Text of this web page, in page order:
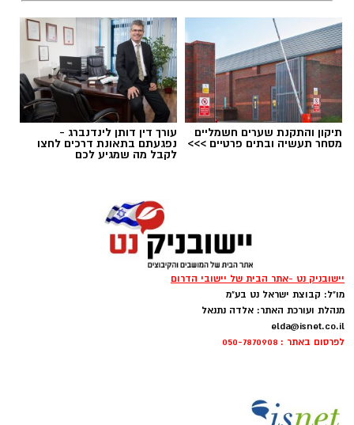
תיקון והתקנת שערים חשמליים
מסחר תעשיה ובתים פרטיים >>>
עורך דין דותן לינדנברג -
נפגעתם בתאונת דרכים לחצו
לקבל מה שמגיע לכם
יישובניק נט -אתר הבית של יישובי הדרום
מו"ל: קבוצת ישראל נט בע"מ
מנהלת ועורכת האתר: אלדה נתנאל
elda@isnet.co.il
לפרסום באתר : 050-7870908